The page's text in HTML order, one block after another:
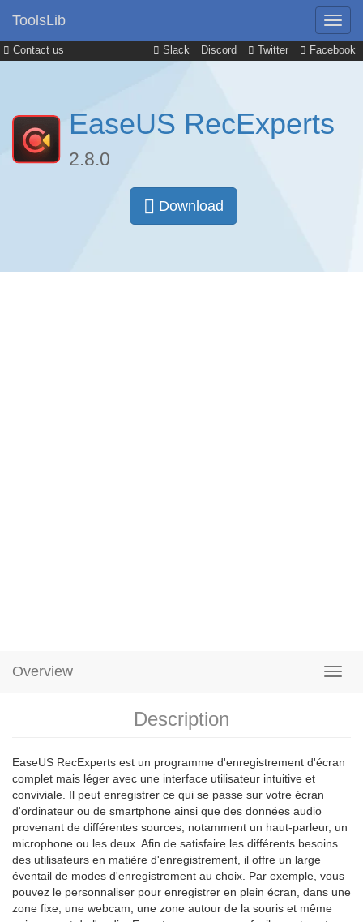
Contact us Slack Discord Twitter Facebook
ToolsLib
EaseUS RecExperts
2.8.0
Download
Overview
Description
EaseUS RecExperts est un programme d'enregistrement d'écran
complet mais léger avec une interface utilisateur intuitive et
conviviale. Il peut enregistrer ce qui se passe sur votre écran
d'ordinateur ou de smartphone ainsi que des données audio
provenant de différentes sources, notamment un haut-parleur, un
microphone ou les deux. Afin de satisfaire les différents besoins
des utilisateurs en matière d'enregistrement, il offre un large
éventail de modes d'enregistrement au choix. Par exemple, vous
pouvez le personnaliser pour enregistrer en plein écran, dans une
zone fixe, une webcam, une zone autour de la souris et même